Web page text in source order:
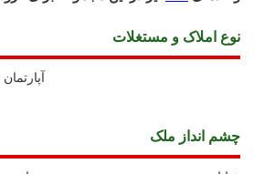
نوع املاک و مستغلات
آپارتمان
چشم انداز ملک